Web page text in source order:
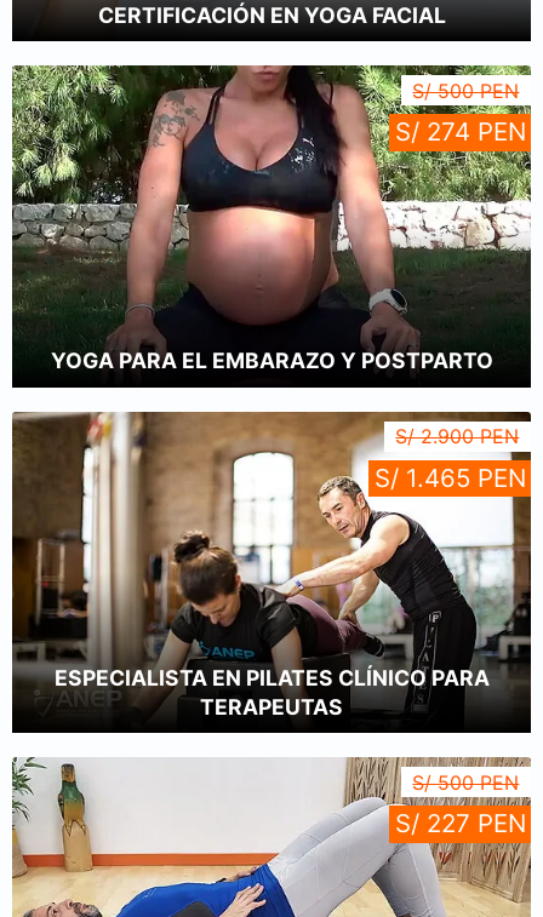
CERTIFICACIÓN EN YOGA FACIAL
YOGA PARA EL EMBARAZO Y POSTPARTO
S/ 274 PEN
S/ 500 PEN
ESPECIALISTA EN PILATES CLÍNICO PARA
TERAPEUTAS
S/ 1.465 PEN
S/ 2.900 PEN
S/ 227 PEN
S/ 500 PEN